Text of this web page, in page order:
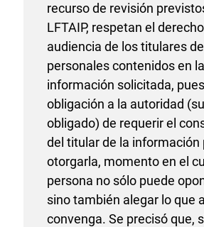
recurso de revisión
LFTAIP, respetan el
audiencia de los titulares
personales contenidos en la
información solicitada,
obligación a la autoridad
obligado) de requerir el
del titular de la información
otorgarla, momento en el
persona no sólo puede
sino también alegar lo que
convenga. Se precisó que,